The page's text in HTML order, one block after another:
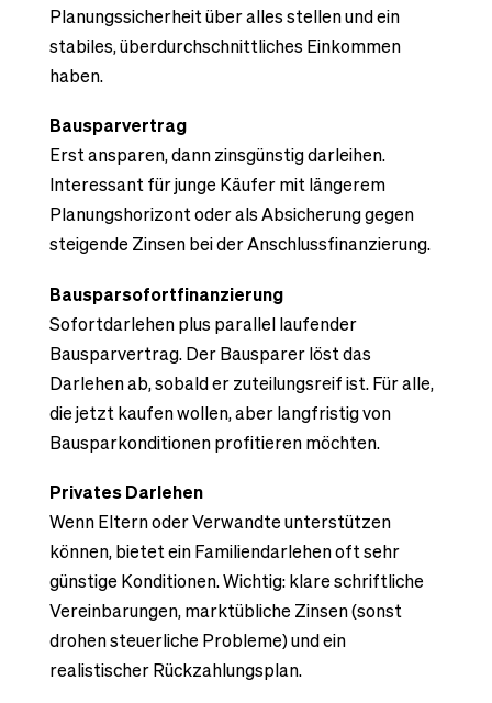
Planungssicherheit über alles stellen und ein
stabiles, überdurchschnittliches Einkommen
haben.
Bausparvertrag
Erst ansparen, dann zinsgünstig darleihen.
Interessant für junge Käufer mit längerem
Planungshorizont oder als Absicherung gegen
steigende Zinsen bei der Anschlussfinanzierung.
Bausparsofortfinanzierung
Sofortdarlehen plus parallel laufender
Bausparvertrag. Der Bausparer löst das
Darlehen ab, sobald er zuteilungsreif ist. Für alle,
die jetzt kaufen wollen, aber langfristig von
Bausparkonditionen profitieren möchten.
Privates Darlehen
Wenn Eltern oder Verwandte unterstützen
können, bietet ein Familiendarlehen oft sehr
günstige Konditionen. Wichtig: klare schriftliche
Vereinbarungen, marktübliche Zinsen (sonst
drohen steuerliche Probleme) und ein
realistischer Rückzahlungsplan.